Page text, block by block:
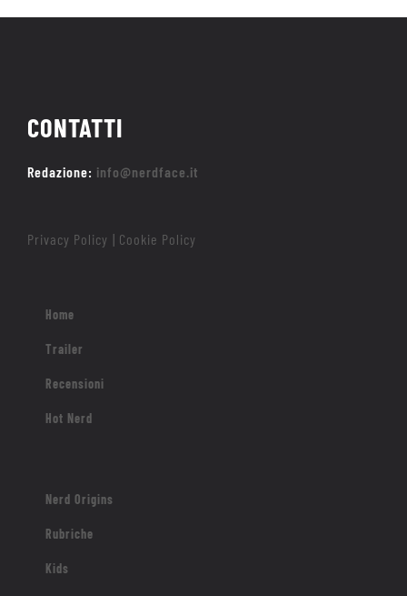
CONTATTI
Redazione: info@nerdface.it
Privacy Policy Cookie Policy
Home
Trailer
Recensioni
Hot Nerd
Nerd Origins
Rubriche
Kids